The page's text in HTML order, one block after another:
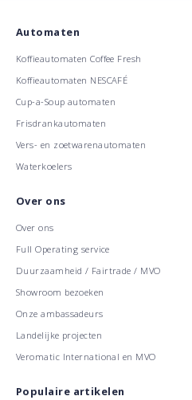
Automaten
Koffieautomaten Coffee Fresh
Koffieautomaten NESCAFÉ
Cup-a-Soup automaten
Frisdrankautomaten
Vers- en zoetwarenautomaten
Waterkoelers
Over ons
Over ons
Full Operating service
Duurzaamheid / Fairtrade / MVO
Showroom bezoeken
Onze ambassadeurs
Landelijke projecten
Veromatic International en MVO
Populaire artikelen